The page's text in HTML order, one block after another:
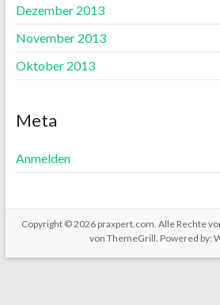
Dezember 2013
November 2013
Oktober 2013
Meta
Anmelden
Copyright © 2026 praxpert.com. Alle Rechte
von ThemeGrill. Powered by: